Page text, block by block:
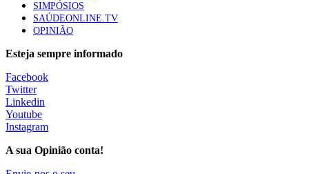
SIMPÓSIOS
SAÚDEONLINE.TV
OPINIÃO
Esteja sempre informado
Facebook
Twitter
Linkedin
Youtube
Instagram
A sua Opinião conta!